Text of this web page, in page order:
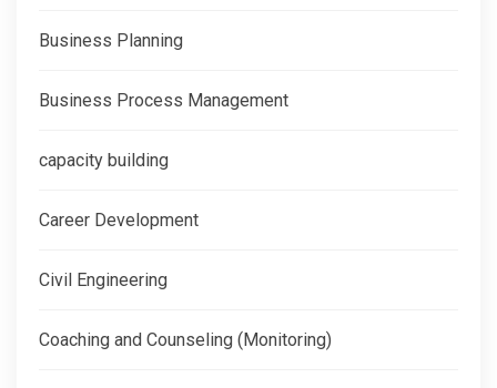
Business Planning
Business Process Management
capacity building
Career Development
Civil Engineering
Coaching and Counseling (Monitoring)